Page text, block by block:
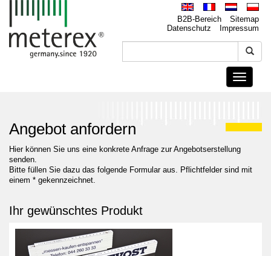
B2B-Bereich
Sitemap
Datenschutz
Impressum
Toggle
Angebot anfordern
Hier können Sie uns eine konkrete Anfrage zur Angebotserstellung
senden.
Bitte füllen Sie dazu das folgende Formular aus. Pflichtfelder sind mit
einem * gekennzeichnet.
Ihr gewünschtes Produkt